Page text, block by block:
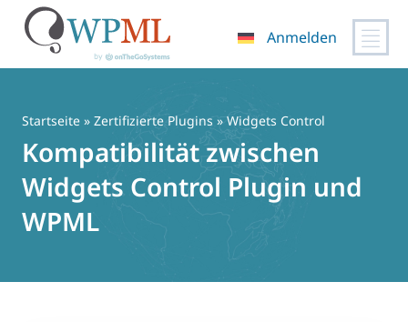
springen
Anmelden
Startseite » Zertifizierte Plugins » Widgets Control
Kompatibilität zwischen
Widgets Control Plugin und
WPML